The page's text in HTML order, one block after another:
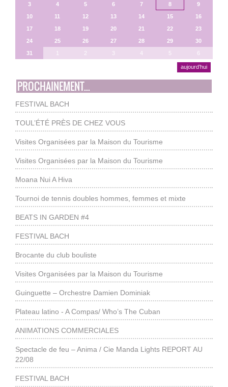
3
4 5 6 7 8
9
10
11 12 13 14 15
16
17
18 19 20 21 22
23
24
25 26 27 28 29
30
31
1 2 3 4 5 6
aujourd’hui
PROCHAINEMENT...
FESTIVAL BACH
TOUL’ÉTÉ PRÈS DE CHEZ VOUS
Visites Organisées par la Maison du Tourisme
Visites Organisées par la Maison du Tourisme
Moana Nui A Hiva
Tournoi de tennis doubles hommes, femmes et mixte
BEATS IN GARDEN #4
FESTIVAL BACH
Brocante du club bouliste
Visites Organisées par la Maison du Tourisme
Guinguette – Orchestre Damien Dominiak
Plateau latino - A Compas/ Who’s The Cuban
ANIMATIONS COMMERCIALES
Spectacle de feu – Anima / Cie Manda Lights REPORT AU
22/08
FESTIVAL BACH